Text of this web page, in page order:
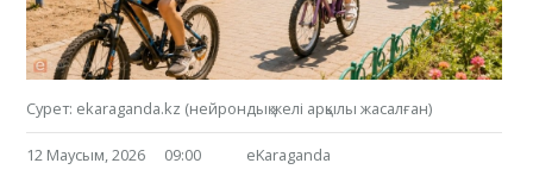
Сурет: ekaraganda.kz (нейрондық желі арқылы жасалған)
12 Маусым, 2026 09:00 eKaraganda